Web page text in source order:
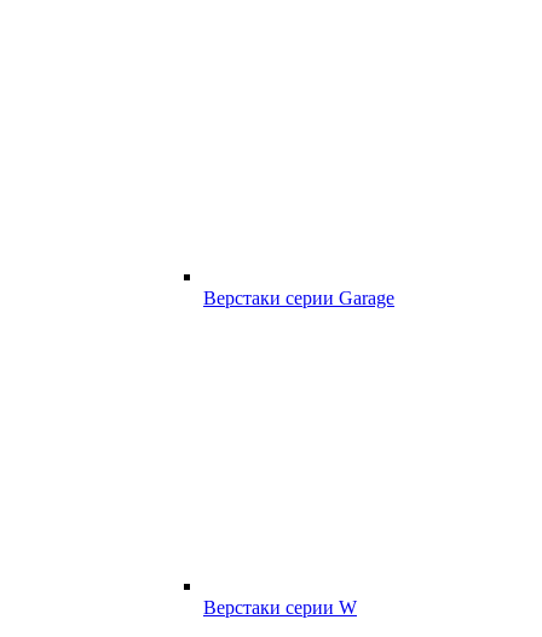
Верстаки серии Garage
Верстаки серии W